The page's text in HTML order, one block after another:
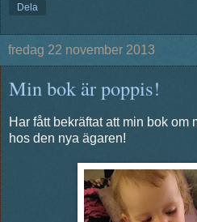
Dela
fredag 22 november 2013
Min bok är poppis!
Har fått bekräftat att min bok om
hos den nya ägaren!